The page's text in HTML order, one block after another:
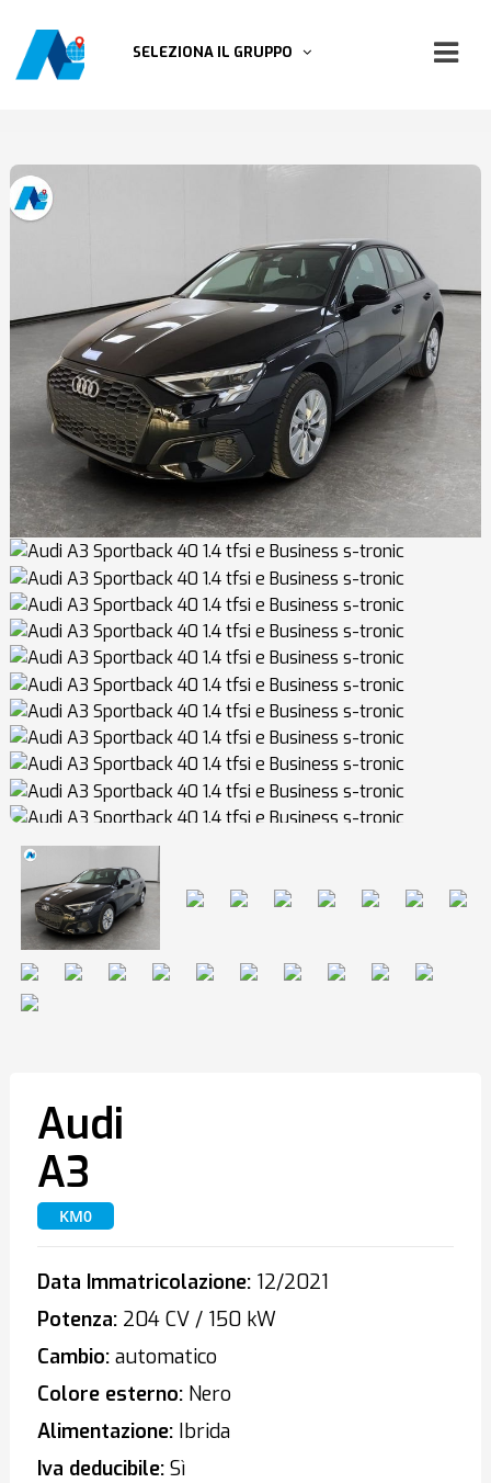
SELEZIONA IL GRUPPO
Audi
A3
KM0
Data Immatricolazione:12/2021
Potenza:204 CV / 150 kW
Cambio:automatico
Colore esterno:Nero
Alimentazione:Ibrida
Iva deducibile:Sì